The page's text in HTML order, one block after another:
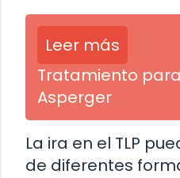
Leer más
Tratamiento
Asperger
La ira en el TLP
de diferentes